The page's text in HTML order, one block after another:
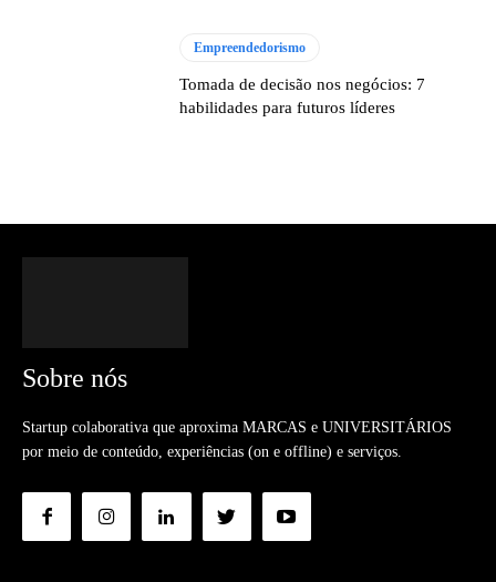
Empreendedorismo
Tomada de decisão nos negócios: 7
habilidades para futuros líderes
Sobre nós
Startup colaborativa que aproxima MARCAS e UNIVERSITÁRIOS
por meio de conteúdo, experiências (on e offline) e serviços.